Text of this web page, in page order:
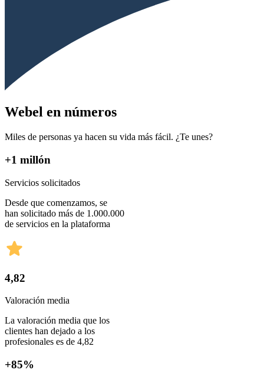
Webel en números
Miles de personas ya hacen su vida más fácil. ¿Te unes?
+1 millón
Servicios solicitados
Desde que comenzamos, se
han solicitado más de 1.000.000
de servicios en la plataforma
4,82
Valoración media
La valoración media que los
clientes han dejado a los
profesionales es de 4,82
+85%